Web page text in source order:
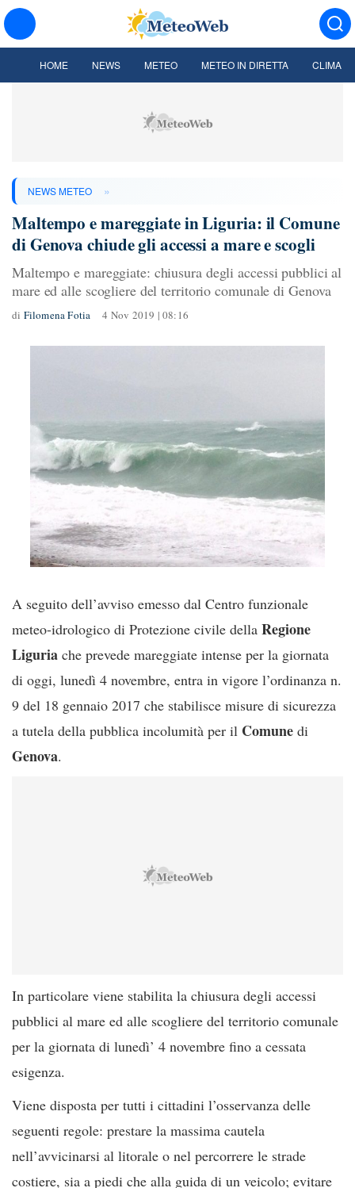
HOME NEWS METEO METEO IN DIRETTA CLIMA
NEWS METEO »
Maltempo e mareggiate in Liguria: il Comune
di Genova chiude gli accessi a mare e scogli
Maltempo e mareggiate: chiusura degli accessi pubblici al
mare ed alle scogliere del territorio comunale di Genova
di Filomena Fotia 4 Nov 2019 | 08:16
A seguito dell’avviso emesso dal Centro funzionale
meteo-idrologico di Protezione civile della Regione
Liguria che prevede mareggiate intense per la giornata
di oggi, lunedì 4 novembre, entra in vigore l’ordinanza n.
9 del 18 gennaio 2017 che stabilisce misure di sicurezza
a tutela della pubblica incolumità per il Comune di
Genova.
In particolare viene stabilita la chiusura degli accessi
pubblici al mare ed alle scogliere del territorio comunale
per la giornata di lunedì’ 4 novembre fino a cessata
esigenza.
Viene disposta per tutti i cittadini l’osservanza delle
seguenti regole: prestare la massima cautela
nell’avvicinarsi al litorale o nel percorrere le strade
costiere, sia a piedi che alla guida di un veicolo; evitare